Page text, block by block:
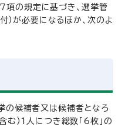
の規定に基づき、選挙管
）が必要になるほか、次のよ
の候補者又は候補者となろ
む）1人につき総数「6枚」の